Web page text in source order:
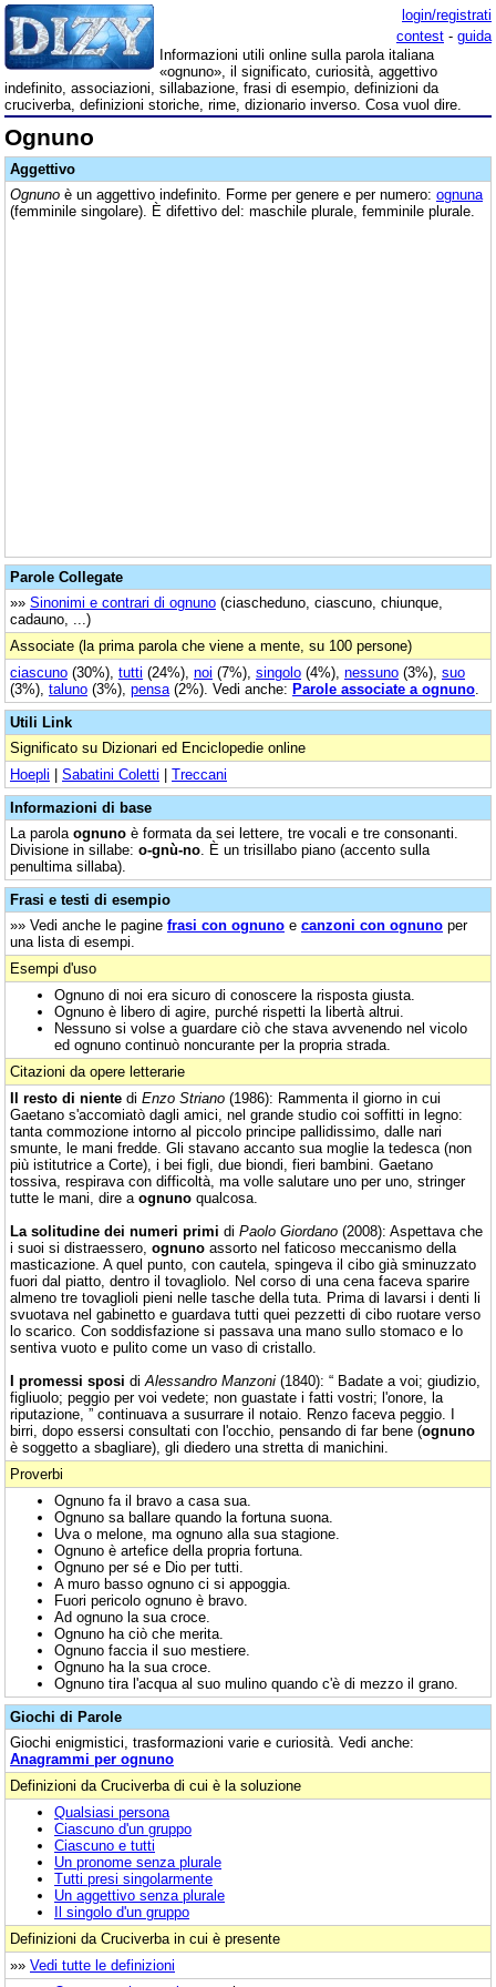
login/registrati
contest - guida
Informazioni utili online sulla parola italiana
«ognuno», il significato, curiosità, aggettivo
indefinito, associazioni, sillabazione, frasi di esempio, definizioni da
cruciverba, definizioni storiche, rime, dizionario inverso. Cosa vuol dire.
Ognuno
Aggettivo
Ognuno è un aggettivo indefinito. Forme per genere e per numero: ognuna
(femminile singolare). È difettivo del: maschile plurale, femminile plurale.
Parole Collegate
»» Sinonimi e contrari di ognuno (ciascheduno, ciascuno, chiunque,
cadauno, ...)
Associate (la prima parola che viene a mente, su 100 persone)
ciascuno (30%), tutti (24%), noi (7%), singolo (4%), nessuno (3%), suo
(3%), taluno (3%), pensa (2%). Vedi anche: Parole associate a ognuno
Utili Link
Significato su Dizionari ed Enciclopedie online
Hoepli | Sabatini Coletti | Treccani
Informazioni di base
La parola ognuno è formata da sei lettere, tre vocali e tre consonanti.
Divisione in sillabe: o-gnù-no . È un trisillabo piano (accento sulla
penultima sillaba).
Frasi e testi di esempio
»» Vedi anche le pagine frasi con ognuno e canzoni con ognuno per
una lista di esempi.
Esempi d'uso
Ognuno di noi era sicuro di conoscere la risposta giusta.
Ognuno è libero di agire, purché rispetti la libertà altrui.
Nessuno si volse a guardare ciò che stava avvenendo nel vicolo
ed ognuno continuò noncurante per la propria strada.
Citazioni da opere letterarie
Il resto di niente di Enzo Striano (1986): Rammenta il giorno in cui
Gaetano s'accomiatò dagli amici, nel grande studio coi soffitti in legno:
tanta commozione intorno al piccolo principe pallidissimo, dalle nari
smunte, le mani fredde. Gli stavano accanto sua moglie la tedesca (non
più istitutrice a Corte), i bei figli, due biondi, fieri bambini. Gaetano
tossiva, respirava con difficoltà, ma volle salutare uno per uno, stringer
tutte le mani, dire a ognuno qualcosa.
La solitudine dei numeri primi di Paolo Giordano (2008): Aspettava che
i suoi si distraessero, ognuno assorto nel faticoso meccanismo della
masticazione. A quel punto, con cautela, spingeva il cibo già sminuzzato
fuori dal piatto, dentro il tovagliolo. Nel corso di una cena faceva sparire
almeno tre tovaglioli pieni nelle tasche della tuta. Prima di lavarsi i denti li
svuotava nel gabinetto e guardava tutti quei pezzetti di cibo ruotare verso
lo scarico. Con soddisfazione si passava una mano sullo stomaco e lo
sentiva vuoto e pulito come un vaso di cristallo.
I promessi sposi di Alessandro Manzoni (1840): “ Badate a voi; giudizio,
figliuolo; peggio per voi vedete; non guastate i fatti vostri; l'onore, la
riputazione, ” continuava a susurrare il notaio. Renzo faceva peggio. I
birri, dopo essersi consultati con l'occhio, pensando di far bene (ognuno
è soggetto a sbagliare), gli diedero una stretta di manichini.
Proverbi
Ognuno fa il bravo a casa sua.
Ognuno sa ballare quando la fortuna suona.
Uva o melone, ma ognuno alla sua stagione.
Ognuno è artefice della propria fortuna.
Ognuno per sé e Dio per tutti.
A muro basso ognuno ci si appoggia.
Fuori pericolo ognuno è bravo.
Ad ognuno la sua croce.
Ognuno ha ciò che merita.
Ognuno faccia il suo mestiere.
Ognuno ha la sua croce.
Ognuno tira l'acqua al suo mulino quando c'è di mezzo il grano.
Giochi di Parole
Giochi enigmistici, trasformazioni varie e curiosità. Vedi anche:
Anagrammi per ognuno
Definizioni da Cruciverba di cui è la soluzione
Qualsiasi persona
Ciascuno d'un gruppo
Ciascuno e tutti
Un pronome senza plurale
Tutti presi singolarmente
Un aggettivo senza plurale
Il singolo d'un gruppo
Definizioni da Cruciverba in cui è presente
»» Vedi tutte le definizioni